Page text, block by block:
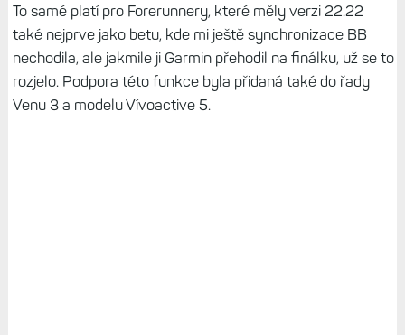
To samé platí pro Forerunnery, které měly verzi 22.22
také nejprve jako betu, kde mi ještě synchronizace BB
nechodila, ale jakmile ji Garmin přehodil na finálku, už se to
rozjelo. Podpora této funkce byla přidaná také do řady
Venu 3 a modelu Vívoactive 5.